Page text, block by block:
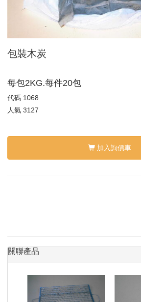
包裝木炭
每包2KG.每件20包
代碼 1068
人氣 3127
加入詢價車
關聯產品